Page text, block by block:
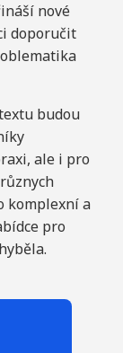
nové
doporučit
budou
ale i pro
komplexní a
pro